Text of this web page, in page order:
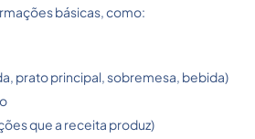
básicas, como:
prato principal, sobremesa, bebida)
que a receita produz)